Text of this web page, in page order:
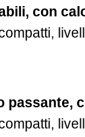
con
passante,